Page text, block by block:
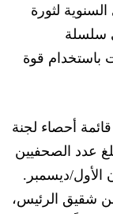
لثورة
سلسلة
باستخدام قوة
أحصاء لجنة
عدد الصحفيين
ستة صحفيين بحلول 1 كانون الأول/ديسمبر.
شقيق الرئيس،